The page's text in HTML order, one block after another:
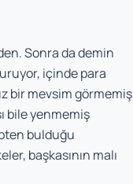
Sonra da demin
içinde para
bir mevsim görmemiş
bile yenmemiş
bulduğu
başkasının malı